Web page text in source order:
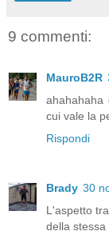
9 commenti:
MauroB2R
cui vale la
Rispondi
Brady 30
L'aspetto
della stessa